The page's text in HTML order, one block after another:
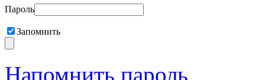
Пароль
Запомнить
Напомнить пароль